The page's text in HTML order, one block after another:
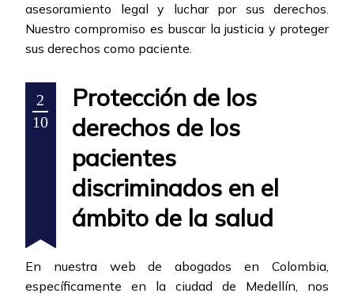
asesoramiento legal y luchar por sus derechos.
Nuestro compromiso es buscar la justicia y proteger
sus derechos como paciente.
2
10
Protección de los
derechos de los
pacientes
discriminados en el
ámbito de la salud
En nuestra web de abogados en Colombia,
específicamente en la ciudad de Medellín, nos